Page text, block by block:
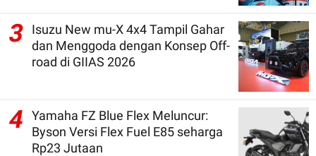
3
Isuzu New mu-X 4x4 Tampil Gahar
dan Menggoda dengan Konsep Off-
road di GIIAS 2026
4
Yamaha FZ Blue Flex Meluncur:
Byson Versi Flex Fuel E85 seharga
Rp23 Jutaan